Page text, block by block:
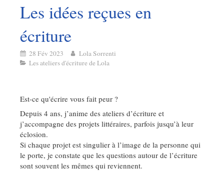
Les idées reçues en
écriture
28 Fév 2023
Lola Sorrenti
Les ateliers d'écriture de Lola
Est-ce qu'écrire vous fait peur ?
Depuis 4 ans, j’anime des ateliers d’écriture et
j’accompagne des projets littéraires, parfois jusqu’à leur
éclosion.
Si chaque projet est singulier à l’image de la personne qui
le porte, je constate que les questions autour de l’écriture
sont souvent les mêmes qui reviennent.